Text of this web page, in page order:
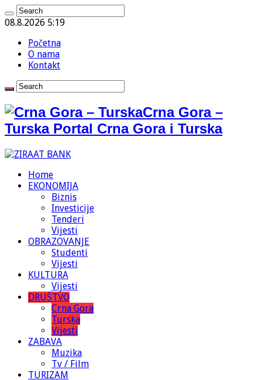
08.8.2026 5:19
Početna
O nama
Kontakt
Crna Gora –
Turska Portal Crna Gora i Turska
Home
EKONOMIJA
Biznis
Investicije
Tenderi
Vijesti
OBRAZOVANJE
Studenti
Vijesti
KULTURA
Vijesti
DRUŠTVO
Crna Gora
Turska
Vijesti
ZABAVA
Muzika
Tv / Film
TURIZAM